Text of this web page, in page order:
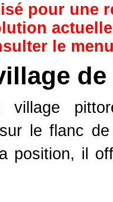
pour une
le
village
le flanc
position, il